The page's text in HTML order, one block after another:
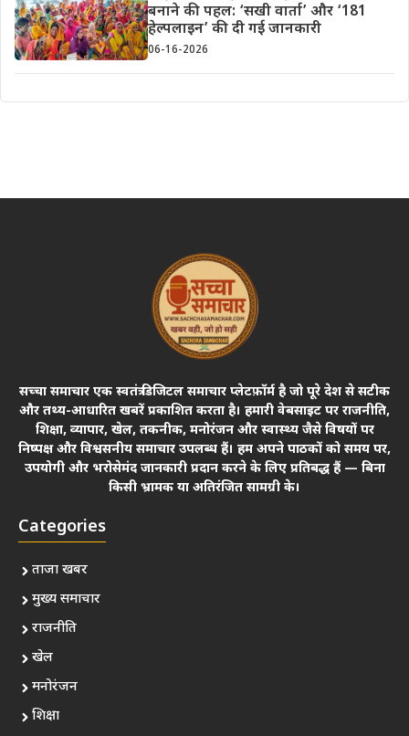
बनाने की पहल: ‘सखी वार्ता’ और ‘181
हेल्पलाइन’ की दी गई जानकारी
06-16-2026
सच्चा समाचार एक स्वतंत्र डिजिटल समाचार प्लेटफ़ॉर्म है जो पूरे देश से सटीक
और तथ्य-आधारित खबरें प्रकाशित करता है। हमारी वेबसाइट पर राजनीति,
शिक्षा, व्यापार, खेल, तकनीक, मनोरंजन और स्वास्थ्य जैसे विषयों पर
निष्पक्ष और विश्वसनीय समाचार उपलब्ध हैं। हम अपने पाठकों को समय पर,
उपयोगी और भरोसेमंद जानकारी प्रदान करने के लिए प्रतिबद्ध हैं — बिना
किसी भ्रामक या अतिरंजित सामग्री के।
Categories
ताजा खबर
मुख्य समाचार
राजनीति
खेल
मनोरंजन
शिक्षा